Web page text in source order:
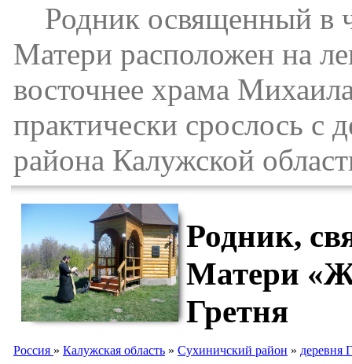
Родник освященный в
Матери расположен на
восточнее храма
практически срослось с
района Калужской
Родник,
Матери
Гретня
Россия » Калужская область » Сухиничский район » деревня